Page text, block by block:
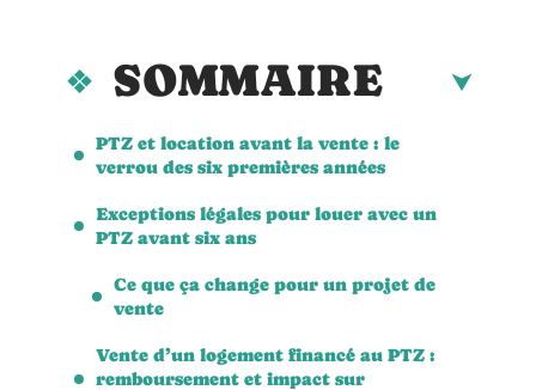
SOMMAIRE
PTZ et location avant la vente : le
verrou des six premières années
Exceptions légales pour louer avec un
PTZ avant six ans
Ce que ça change pour un projet de
vente
Vente d’un logement financé au PTZ :
remboursement et impact sur